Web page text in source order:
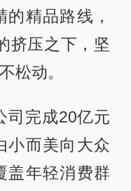
精品路线，
挤压之下，坚
松动。
司完成20亿元
小而美向大众
盖年轻消费群